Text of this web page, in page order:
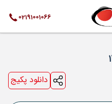
02191001066
دانلود پکیج